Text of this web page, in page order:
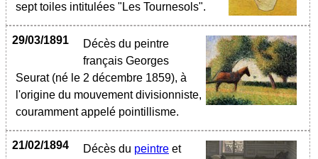
sept toiles intitulées "Les Tournesols".
29/03/1891
Décès du peintre
français Georges
Seurat (né le 2 décembre 1859), à
l'origine du mouvement divisionniste,
couramment appelé pointillisme.
21/02/1894 Décès du peintre et